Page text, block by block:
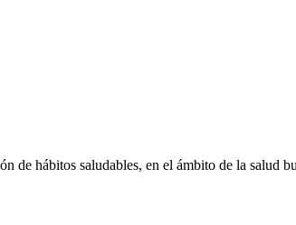
hábitos saludables, en el ámbito de la salud